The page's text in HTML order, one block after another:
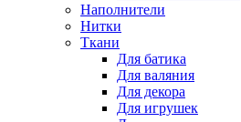
Наполнители
Нитки
Ткани
Для батика
Для валяния
Для декора
Для игрушек